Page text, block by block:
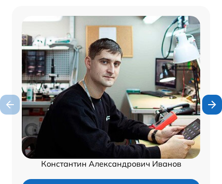
Константин Александрович Иванов